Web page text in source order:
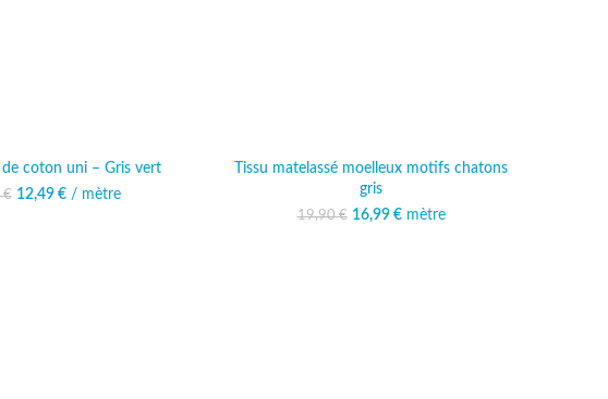
de coton uni – Gris vert
€
Le prix initial était :
12,49 € Le prix actuel est :
/ mètre
Tissu matelassé moelleux motifs chatons
gris
19,90€
Le prix initial était :
16,99 € Le prix actuel est :
mètre